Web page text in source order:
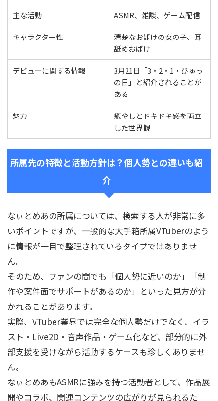
主な活動 ASMR、雑談、ゲーム配信
キャラクター性
清楚なおばけの女の子、耳
舐めおばけ
デビューに関する情報
3月21日「3・2・1・ぴゅっ
の日」と紹介されることが
ある
魅力
癒やしとドキドキ感を両立
した世界観
所属先の特徴と活動方針は？個人勢との違いも紹
介
なぃとめあの所属については、検索する人が非常に多
いポイントですが、一般的な大手箱所属VTuberのよう
に情報が一目で整理されているタイプではありませ
ん。
そのため、ファンの間でも「個人勢に近いのか」「制
作や案件面でサポートがあるのか」といった見方が分
かれることがあります。
実際、VTuber業界では完全な個人勢だけでなく、イラ
スト・Live2D・音声作品・ゲーム化など、部分的に外
部支援を受けながら活動するケースも珍しくありませ
ん。
なぃとめあもASMRに強みを持つ活動者として、作品展
開やコラボ、関連コンテンツの広がりが見られるた